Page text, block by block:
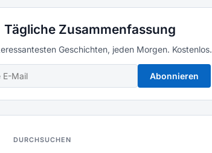
Tägliche Zusammenfassung
Geschichten, jeden Morgen. Kostenlos.
Abonnieren
DURCHSUCHEN